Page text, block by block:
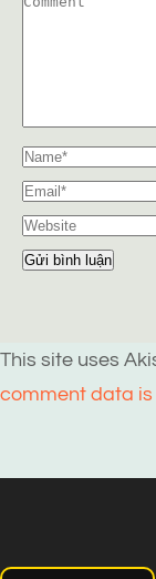
This site uses
comment data